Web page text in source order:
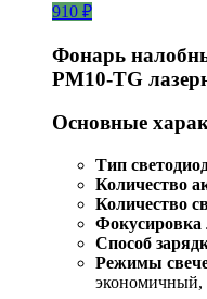
910 ₽
Фонарь
PM10-TG
Основные
Тип
Количество
Количество
Фокусировка
Способ
Режимы
экономичный,